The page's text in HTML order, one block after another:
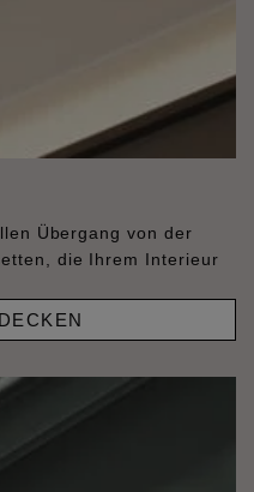
Übergang von der
die Ihrem Interieur